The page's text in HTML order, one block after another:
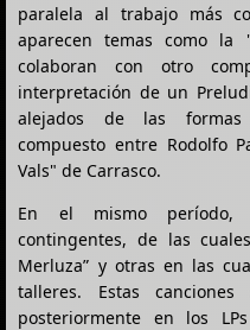
paralela al trabajo más
aparecen temas como la
colaboran con otro
interpretación de un
alejados de las formas
compuesto entre Rodolfo
Vals" de Carrasco.
En el mismo período,
contingentes, de las
Merluza” y otras en las
talleres. Estas
posteriormente en los